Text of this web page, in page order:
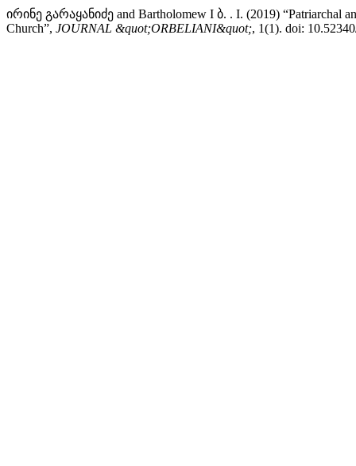
ირინე გარაყანიძე and Bartholomew I ბ. . I. (2019) “Patriarchal
Church”, JOURNAL &quot;ORBELIANI&quot;, 1(1). doi: